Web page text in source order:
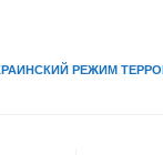
РЕЖИМ